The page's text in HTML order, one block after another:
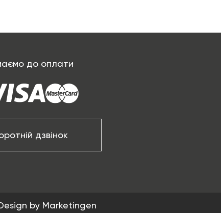
до оплати
дзвінок
by Marketingen